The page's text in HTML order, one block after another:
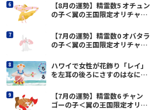
【8月の運勢】精霊数5 オチュン
の子＜翼の王国限定オリチャ占
【7月の運勢】精霊数0 オバタラ
の子＜翼の王国限定オリチャ占
ハワイで女性が花飾り「レイ」
を左耳の後ろにさすのはなにを
【7月の運勢】精霊数6 チャン
ゴーの子＜翼の王国限定オリ